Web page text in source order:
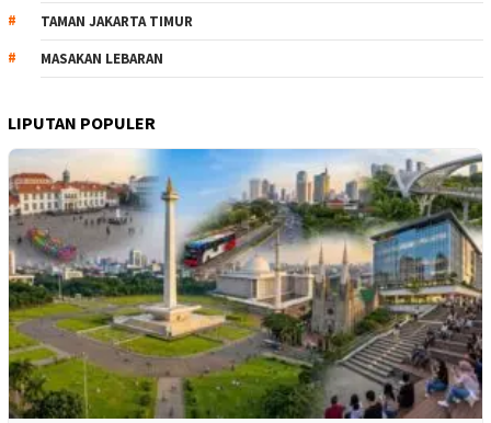
TAMAN JAKARTA TIMUR
MASAKAN LEBARAN
LIPUTAN POPULER